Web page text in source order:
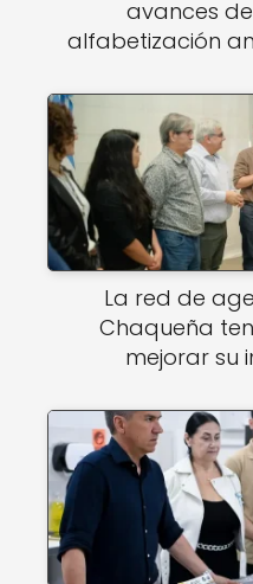
avances
alfabetización
La red de
Chaqueña
mejorar su